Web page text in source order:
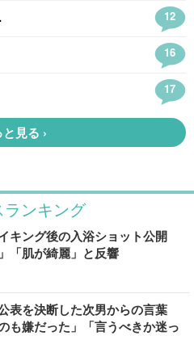
ランキング
キング後の入浴ショット公開
「肌が綺麗」と反響
表を決断した次男からの言葉
も嫌だった」「言うべきか迷っ